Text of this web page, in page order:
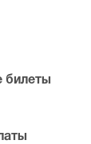
зала .
в call-центр и